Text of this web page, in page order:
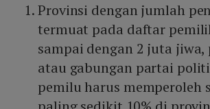
Provinsi dengan jumlah
termuat pada daftar
sampai dengan 2 juta
atau gabungan partai
pemilu harus memperoleh